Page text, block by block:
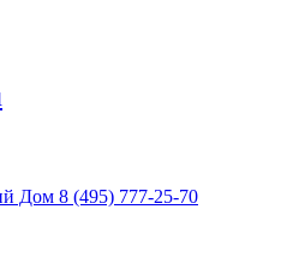
8 (495) 777-25-70